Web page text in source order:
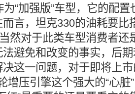
“加强版”车型，它的配
言，坦克330的油耗要比
然对于此类车型消费者还
避免和改变的事实，后
这一问题，对于即将上
增压引擎这个强大的“心脏